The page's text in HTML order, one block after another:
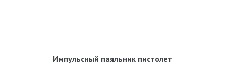
Импульсный паяльник пистолет